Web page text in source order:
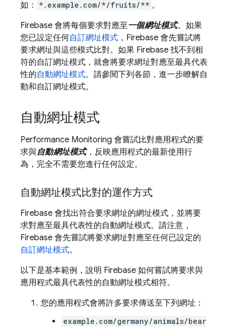
如： *.example.com/*/fruits/** 。
Firebase 會將每個要求對應至一個網址模式。如果
您已設定任何自訂網址模式 ，Firebase 會先嘗試將
要求網址與這些模式比對。如果 Firebase 找不到相
符的自訂網址模式，就會將要求網址對應至最具代表
性的自動網址模式。請參閱下列各節，進一步瞭解自
動和自訂網址模式。
自動網址模式
Performance Monitoring 會嘗試比對應用程式的要
求與自動網址模式，反映應用程式的最新使用行
為，完全不需要您進行任何設定。
自動網址模式比對的運作方式
Firebase 會找出符合要求網址的網址模式，並將要
求對應至最具代表性的自動網址模式。請注意，
Firebase 會先嘗試將要求網址對應至任何已設定的
自訂網址模式。
以下是基本範例，說明 Firebase 如何嘗試將要求與
應用程式最具代表性的自動網址模式相符。
您的應用程式會將許多要求傳送至下列網址：
example.com/germany/animals/bear